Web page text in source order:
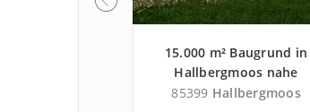
15.000 m² Baugrund in
Hallbergmoos nahe
Flughafen München -
85399 Hallbergmoos